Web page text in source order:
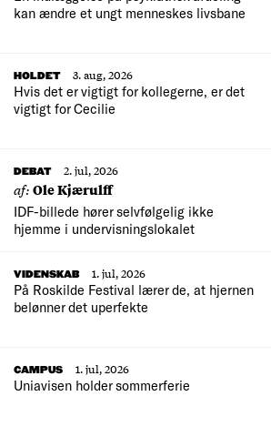
kan ændre et ungt menneskes livsbane
HOLDET
3. aug, 2026
Hvis det er vigtigt for kollegerne, er det
vigtigt for Cecilie
DEBAT 2. jul, 2026
af:Ole Kjærulff
IDF-billede hører selvfølgelig ikke
hjemme i undervisningslokalet
VIDENSKAB
1. jul, 2026
På Roskilde Festival lærer de, at hjernen
belønner det uperfekte
CAMPUS
1. jul, 2026
Uniavisen holder sommerferie